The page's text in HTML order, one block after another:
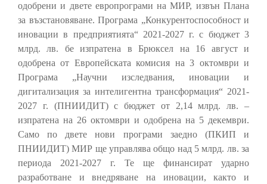
одобрени и двете европрограми на МИР, извън Плана
за възстановяване. Програма „Конкурентоспособност и
иновации в предприятията“ 2021-2027 г. с бюджет 3
млрд. лв. бе изпратена в Брюксел на 16 август и
одобрена от Европейската комисия на 3 октомври и
Програма „Научни изследвания, иновации и
дигитализация за интелигентна трансформация“ 2021-
2027 г. (ПНИИДИТ) с бюджет от 2,14 млрд. лв. –
изпратена на 26 октомври и одобрена на 5 декември.
Само по двете нови програми заедно (ПКИП и
ПНИИДИТ) МИР ще управлява общо над 5 млрд. лв. за
периода 2021-2027 г. Те ще финансират ударно
разработване и внедряване на иновации, както и